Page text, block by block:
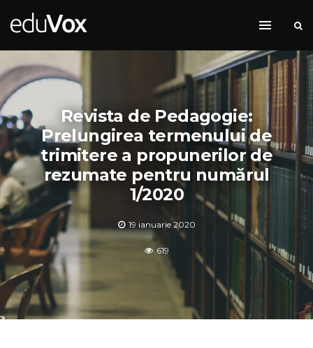
Revista de Pedagogie:
Prelungirea termenului de
trimitere a propunerilor de
rezumate pentru numărul
1/2020
19 ianuarie 2020
619